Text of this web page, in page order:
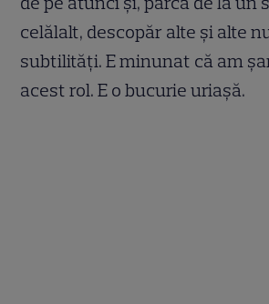
celălalt, descopăr alte și alte
subtilități. E minunat că am
acest rol. E o bucurie uriașă.